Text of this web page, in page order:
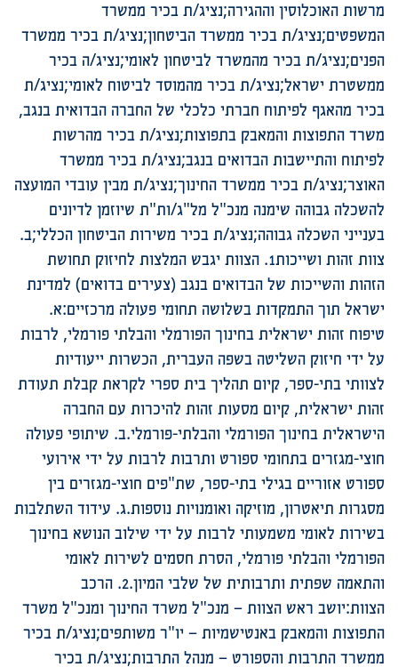
מרשות האוכלוסין וההגירה;נציג/ת בכיר ממשרד
המשפטים;נציג/ת בכיר ממשרד הביטחון;נציג/ת בכיר ממשרד
הפנים;נציג/ת בכיר מהמשרד לביטחון לאומי;נציג/ה בכיר
ממשטרת ישראל;נציג/ת בכיר מהמוסד לביטוח לאומי;נציג/ת
בכיר מהאגף לפיתוח חברתי כלכלי של החברה הבדואית בנגב,
משרד התפוצות והמאבק בתפוצות;נציג/ת בכיר מהרשות
לפיתוח והתיישבות הבדואים בנגב;נציג/ת בכיר ממשרד
האוצר;נציג/ת בכיר ממשרד החינוך;נציג/ת מבין עובדי המועצה
להשכלה גבוהה שימנה מנכ"ל מל"ג/ות"ת שיוזמן לדיונים
בענייני השכלה גבוהה;נציג/ת בכיר משירות הביטחון הכללי;ב.
צוות זהות ושייכות1. הצוות יגבש המלצות לחיזוק תחושת
הזהות והשייכות של הבדואים בנגב (צעירים בדואים) למדינת
ישראל תוך התמקדות בשלושה תחומי פעולה מרכזיים:א.
טיפוח זהות ישראלית בחינוך הפורמלי והבלתי פורמלי, לרבות
על ידי חיזוק השליטה בשפה העברית, הכשרות ייעודיות
לצוותי בתי-ספר, קיום תהליך בית ספרי לקראת קבלת תעודת
זהות ישראלית, קיום מסעות זהות להיכרות עם החברה
הישראלית בחינוך הפורמלי והבלתי-פורמלי.ב. שיתופי פעולה
חוצי-מגזרים בתחומי ספורט ותרבות לרבות על ידי אירועי
ספורט אזוריים בגילי בתי-ספר, שת"פים חוצי-מגזרים בין
מסגרות תיאטרון, מוזיקה ואומנויות נוספות.ג. עידוד השתלבות
בשירות לאומי משמעותי לרבות על ידי שילוב הנושא בחינוך
הפורמלי והבלתי פורמלי, הסרת חסמים לשירות לאומי
והתאמה שפתית ותרבותית של שלבי המיון.2. הרכב
הצוות:יושב ראש הצוות – מנכ"ל משרד החינוך ומנכ"ל משרד
התפוצות והמאבק באנטישמיות – יו"ר משותפים;נציג/ת בכיר
ממשרד התרבות והספורט – מנהל התרבות;נציג/ת בכיר